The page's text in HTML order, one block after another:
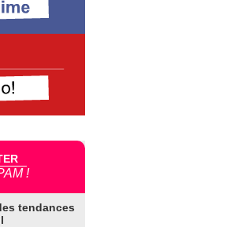
!
tendances